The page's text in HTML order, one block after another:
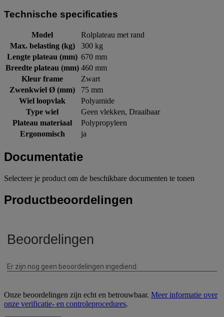
Technische specificaties
Model
Rolplateau met rand
Max. belasting (kg)
300 kg
Lengte plateau (mm) 670 mm
Breedte plateau (mm) 460 mm
Kleur frame
Zwart
Zwenkwiel Ø (mm)
75 mm
Wiel loopvlak
Polyamide
Type wiel
Geen vlekken, Draaibaar
Plateau materiaal
Polypropyleen
Ergonomisch
ja
Documentatie
Selecteer je product om de beschikbare documenten te tonen
Productbeoordelingen
Onze beoordelingen zijn echt en betrouwbaar. Meer informatie over
onze verificatie- en controleprocedures.